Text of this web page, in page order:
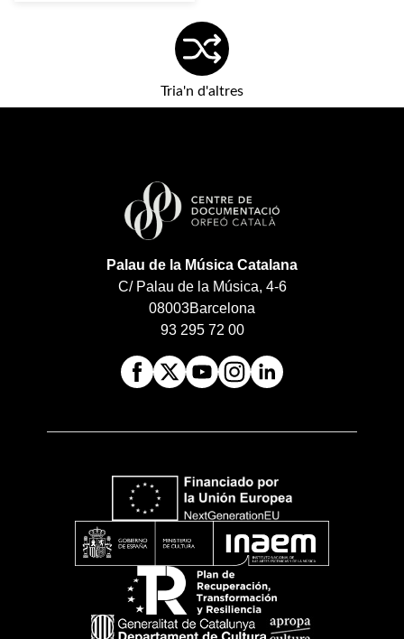
Tria'n d'altres
Palau de la Música Catalana
C/ Palau de la Música, 4-6
08003Barcelona
93 295 72 00